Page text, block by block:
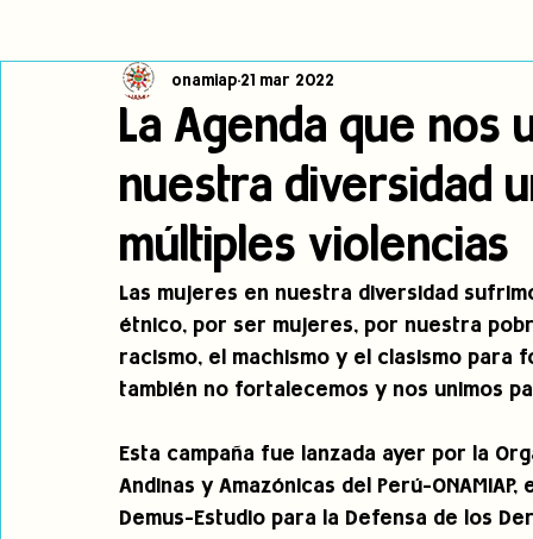
Cambio climático Navegador indígena
Pronunciamientos Observatorio de consulta previa
La Agenda que nos
nuestra diversidad
múltiples violencias
onamiap 21 mar 2022
Las mujeres en nuestra diversidad
étnico, por ser mujeres, por nuestra
racismo, el machismo y el clasismo
también no fortalecemos y nos unimos
Esta campaña fue lanzada ayer por la
Andinas y Amazónicas del Perú-
Demus-Estudio para la Defensa de los